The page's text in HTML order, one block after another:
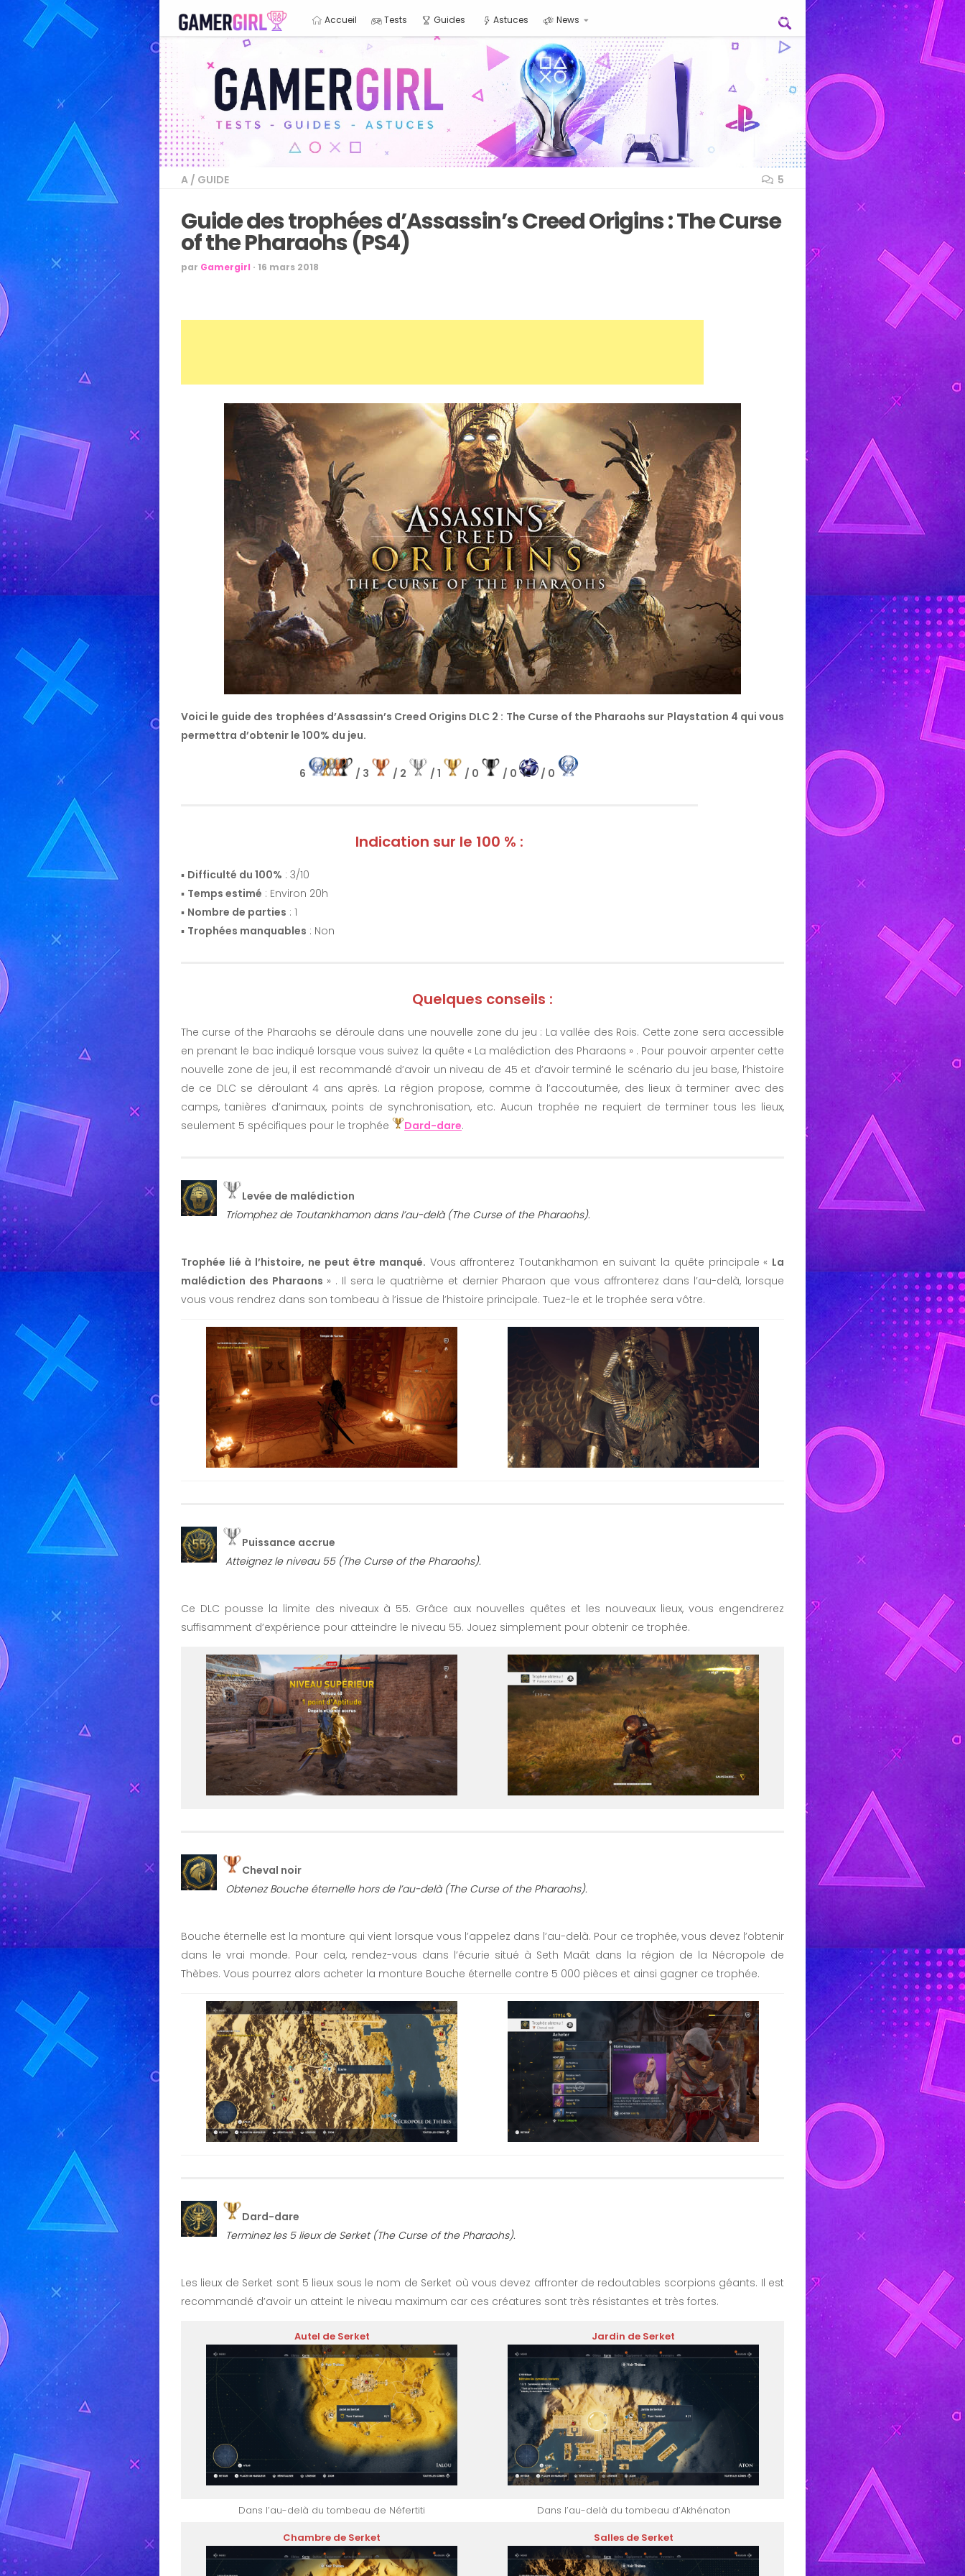
Accueil Tests Guides Astuces News
A / GUIDE 5
Guide des trophées d’Assassin’s Creed Origins : The Curse
of the Pharaohs (PS4)
par Gamergirl · 16 mars 2018
Voici le guide des trophées d’Assassin’s Creed Origins DLC 2 : The Curse of the Pharaohs sur Playstation 4 qui vous
permettra d’obtenir le 100% du jeu.
6 / 3 / 2 / 1 / 0 / 0 / 0
Indication sur le 100 % :
▪️ Difficulté du 100% : 3/10
▪️ Temps estimé : Environ 20h
▪️ Nombre de parties : 1
▪️ Trophées manquables : Non
Quelques conseils :
The curse of the Pharaohs se déroule dans une nouvelle zone du jeu : La vallée des Rois. Cette zone sera accessible
en prenant le bac indiqué lorsque vous suivez la quête « La malédiction des Pharaons » . Pour pouvoir arpenter cette
nouvelle zone de jeu, il est recommandé d’avoir un niveau de 45 et d’avoir terminé le scénario du jeu base, l’histoire
de ce DLC se déroulant 4 ans après. La région propose, comme à l’accoutumée, des lieux à terminer avec des
camps, tanières d’animaux, points de synchronisation, etc. Aucun trophée ne requiert de terminer tous les lieux,
seulement 5 spécifiques pour le trophée
Dard-dare.
Levée de malédiction
Triomphez de Toutankhamon dans l’au-delà (The Curse of the Pharaohs).
Trophée lié à l’histoire, ne peut être manqué. Vous affronterez Toutankhamon en suivant la quête principale « La
malédiction des Pharaons » . Il sera le quatrième et dernier Pharaon que vous affronterez dans l’au-delà, lorsque
vous vous rendrez dans son tombeau à l’issue de l’histoire principale. Tuez-le et le trophée sera vôtre.
Puissance accrue
Atteignez le niveau 55 (The Curse of the Pharaohs).
Ce DLC pousse la limite des niveaux à 55. Grâce aux nouvelles quêtes et les nouveaux lieux, vous engendrerez
suffisamment d’expérience pour atteindre le niveau 55. Jouez simplement pour obtenir ce trophée.
Cheval noir
Obtenez Bouche éternelle hors de l’au-delà (The Curse of the Pharaohs).
Bouche éternelle est la monture qui vient lorsque vous l’appelez dans l’au-delà. Pour ce trophée, vous devez l’obtenir
dans le vrai monde. Pour cela, rendez-vous dans l’écurie situé à Seth Maât dans la région de la Nécropole de
Thèbes. Vous pourrez alors acheter la monture Bouche éternelle contre 5 000 pièces et ainsi gagner ce trophée.
Dard-dare
Terminez les 5 lieux de Serket (The Curse of the Pharaohs).
Les lieux de Serket sont 5 lieux sous le nom de Serket où vous devez affronter de redoutables scorpions géants. Il est
recommandé d’avoir un atteint le niveau maximum car ces créatures sont très résistantes et très fortes.
Autel de Serket Jardin de Serket
Dans l’au-delà du tombeau de Néfertiti
Dans l’au-delà du tombeau d’Akhénaton
Chambre de Serket
Salles de Serket